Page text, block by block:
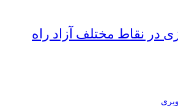
در نقاط مختلف آزاد راه